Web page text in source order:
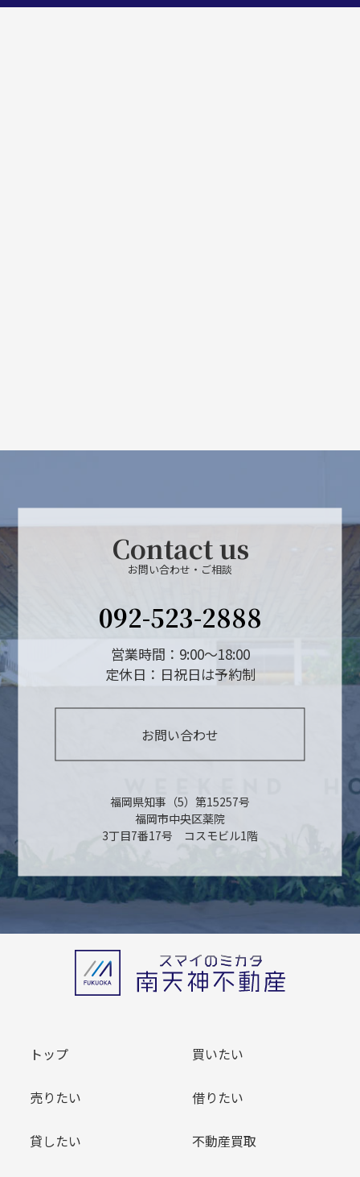
Contact us
お問い合わせ・ご相談
092-523-2888
営業時間：9:00～18:00
定休日：日祝日は予約制
お問い合わせ
福岡県知事（5）第15257号
福岡市中央区薬院
3丁目7番17号 コスモビル1階
トップ 買いたい
売りたい 借りたい
貸したい 不動産買取